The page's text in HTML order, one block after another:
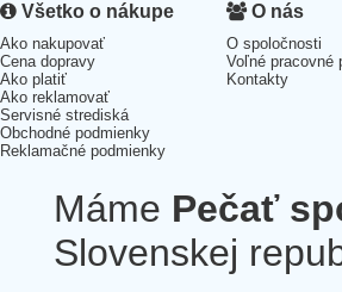
Všetko o nákupe
Ako nakupovať
Cena dopravy
Ako platiť
Ako reklamovať
Servisné strediská
Obchodné podmienky
Reklamačné podmienky
O nás
O spoločnosti
Voľné pracovné
Kontakty
Máme Pečať
Slovenskej